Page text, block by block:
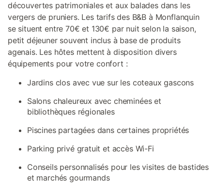
découvertes patrimoniales et aux balades dans les
vergers de pruniers. Les tarifs des B&B à Monflanquin
se situent entre 70€ et 130€ par nuit selon la saison,
petit déjeuner souvent inclus à base de produits
agenais. Les hôtes mettent à disposition divers
équipements pour votre confort :
Jardins clos avec vue sur les coteaux gascons
Salons chaleureux avec cheminées et
bibliothèques régionales
Piscines partagées dans certaines propriétés
Parking privé gratuit et accès Wi-Fi
Conseils personnalisés pour les visites de bastides
et marchés gourmands